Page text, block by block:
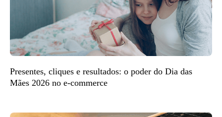
Presentes, cliques e resultados: o poder do Dia das
Mães 2026 no e-commerce